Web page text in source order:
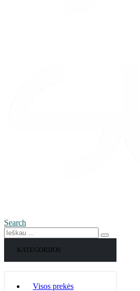
Search
KATEGORIJOS
Visos prekės